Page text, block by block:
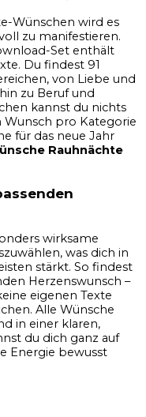
Wünschen wird es
zu manifestieren.
Set enthält
Du findest 91
von Liebe und
zu Beruf und
kannst du nichts
Wunsch pro Kategorie
für das neue Jahr
Rauhnächte
wirksame
was dich in
stärkt. So findest
Herzenswunsch –
eigenen Texte
Alle Wünsche
in einer klaren,
du dich ganz auf
Energie bewusst